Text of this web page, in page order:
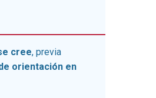
cree, previa
orientación en